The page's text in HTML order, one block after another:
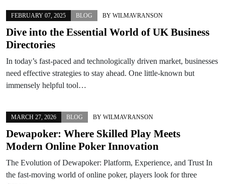
FEBRUARY 07, 2025 BLOG BY WILMAVRANSON
Dive into the Essential World of UK Business
Directories
In today’s fast-paced and technologically driven market, businesses
need effective strategies to stay ahead. One little-known but
immensely helpful tool…
MARCH 27, 2026 BLOG BY WILMAVRANSON
Dewapoker: Where Skilled Play Meets
Modern Online Poker Innovation
The Evolution of Dewapoker: Platform, Experience, and Trust In
the fast-moving world of online poker, players look for three